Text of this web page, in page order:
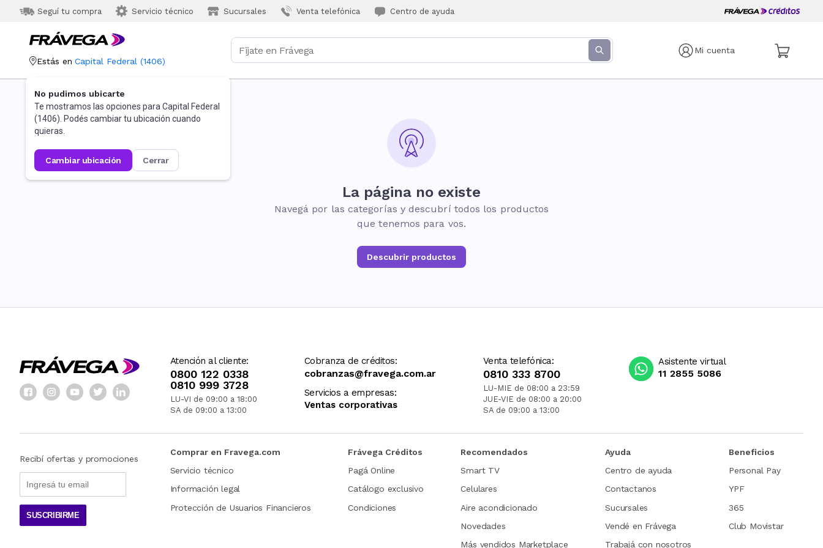
Seguí tu compra Servicio técnico Sucursales Venta telefónica Centro de ayuda
Mi cuenta
Estás en Capital Federal (1406)
No pudimos ubicarte
Te mostramos las opciones para Capital Federal
(1406). Podés cambiar tu ubicación cuando
quieras.
cambiar ubicación cerrar
La página no existe
Navegá por las categorías y descubrí todos los productos
que tenemos para vos.
Descubrir productos
Atención al cliente:
0800 122 0338
0810 999 3728
LU-VI de 09:00 a 18:00
SA de 09:00 a 13:00
Cobranza de créditos:
cobranzas@fravega.com.ar
Servicios a empresas:
Ventas corporativas
Venta telefónica:
0810 333 8700
LU-MIE de 08:00 a 23:59
JUE-VIE de 08:00 a 20:00
SA de 09:00 a 13:00
Asistente virtual
11 2855 5086
Recibí ofertas y promociones
SUSCRIBIRME
Comprar en Fravega.com
Servicio técnico
Información legal
Protección de Usuarios Financieros
Frávega Créditos
Pagá Online
Catálogo exclusivo
Condiciones
Recomendados
Smart TV
Celulares
Aire acondicionado
Novedades
Más vendidos Marketplace
Ayuda
Centro de ayuda
Contactanos
Sucursales
Vendé en Frávega
Trabajá con nosotros
Beneficios
Personal Pay
YPF
365
Club Movistar